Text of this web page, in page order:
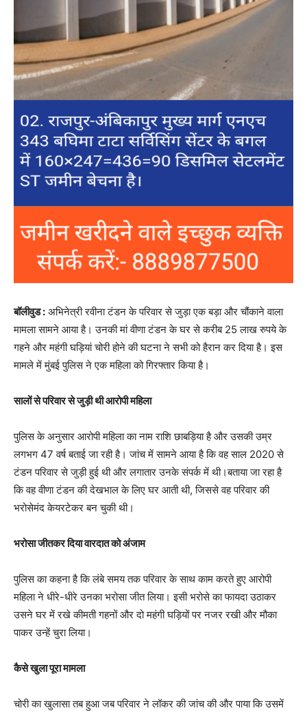
बॉलीवुड : अभिनेत्री रवीना टंडन के परिवार से जुड़ा एक बड़ा और चौंकाने वाला
मामला सामने आया है। उनकी मां वीणा टंडन के घर से करीब 25 लाख रुपये के
गहने और महंगी घड़ियां चोरी होने की घटना ने सभी को हैरान कर दिया है। इस
मामले में मुंबई पुलिस ने एक महिला को गिरफ्तार किया है।
सालों से परिवार से जुड़ी थी आरोपी महिला
पुलिस के अनुसार आरोपी महिला का नाम राशि छाबड़िया है और उसकी उम्र
लगभग 47 वर्ष बताई जा रही है। जांच में सामने आया है कि वह साल 2020 से
टंडन परिवार से जुड़ी हुई थी और लगातार उनके संपर्क में थी।बताया जा रहा है
कि वह वीणा टंडन की देखभाल के लिए घर आती थी, जिससे वह परिवार की
भरोसेमंद केयरटेकर बन चुकी थी।
भरोसा जीतकर दिया वारदात को अंजाम
पुलिस का कहना है कि लंबे समय तक परिवार के साथ काम करते हुए आरोपी
महिला ने धीरे-धीरे उनका भरोसा जीत लिया। इसी भरोसे का फायदा उठाकर
उसने घर में रखे कीमती गहनों और दो महंगी घड़ियों पर नजर रखी और मौका
पाकर उन्हें चुरा लिया।
कैसे खुला पूरा मामला
चोरी का खुलासा तब हुआ जब परिवार ने लॉकर की जांच की और पाया कि उसमें